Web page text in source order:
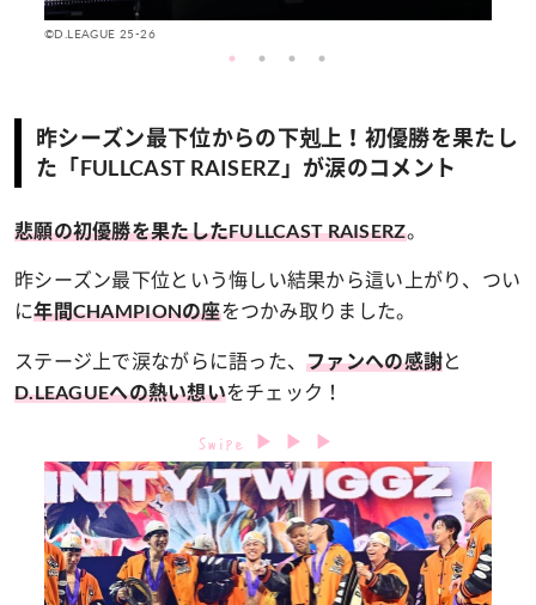
©D.LEAGUE 25-26
昨シーズン最下位からの下剋上！初優勝を果たし
た「FULLCAST RAISERZ」が涙のコメント
悲願の初優勝を果たしたFULLCAST RAISERZ。
昨シーズン最下位という悔しい結果から這い上がり、つい
に年間CHAMPIONの座をつかみ取りました。
ステージ上で涙ながらに語った、ファンへの感謝と
D.LEAGUEへの熱い想いをチェック！